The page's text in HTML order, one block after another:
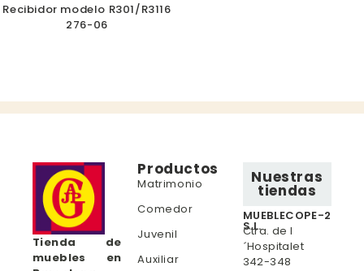
Recibidor modelo R301/R3116
276-06
Tienda de
muebles en
Productos
Matrimonio
Comedor
Juvenil
Auxiliar
Nuestras
tiendas
MUEBLECOPE-2
S.L.
Ctra. de l
´Hospitalet
342-348